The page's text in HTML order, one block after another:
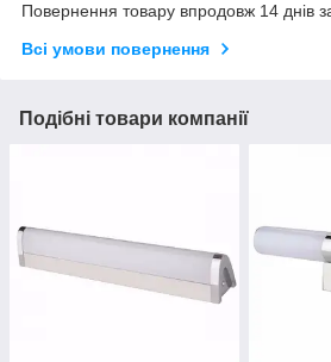
Повернення товару впродовж 14 днів
Всі умови повернення
Подібні товари компанії